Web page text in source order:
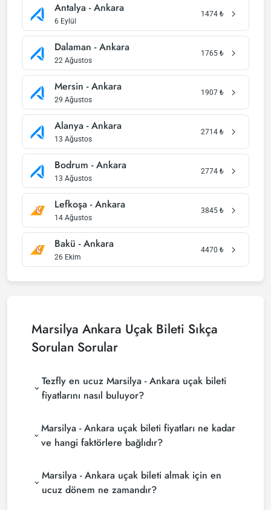
Antalya - Ankara
6 Eylül
1474 ₺
Dalaman - Ankara
22 Ağustos
1765 ₺
Mersin - Ankara
29 Ağustos
1907 ₺
Alanya - Ankara
13 Ağustos
2714 ₺
Bodrum - Ankara
13 Ağustos
2774 ₺
Lefkoşa - Ankara
14 Ağustos
3845 ₺
Bakü - Ankara
26 Ekim
4470 ₺
Marsilya Ankara Uçak Bileti Sıkça
Sorulan Sorular
Tezfly en ucuz Marsilya - Ankara uçak bileti
fiyatlarını nasıl buluyor?
fiyatlarını bulmak için tur operatörleri, büyük
rezervasyon siteleri (konsolidatörler) ve yüzlerce
havayolu sitesini aramaktadır. Tezfly sitesinde
arayarak ucuz Marsilya - Ankara uçak biletlerini
bulup karşılaştırabilir ve un uygun biletini
Marsilya - Ankara uçak bileti fiyatları ne kadar
ve hangi faktörlere bağlıdır?
şirketine, seyahat tarihlerinize, bilet sınıfınıza ve
rezervasyon yapılan döneme göre değişiklik
Marsilya - Ankara uçak bileti almak için en
ucuz dönem ne zamandır?